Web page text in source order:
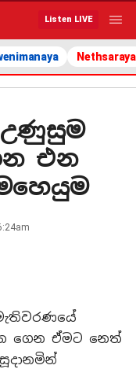
Listen LIVE
Nethsaraya
උණුසුම
එන
ගෙන ඒමට නෙත්